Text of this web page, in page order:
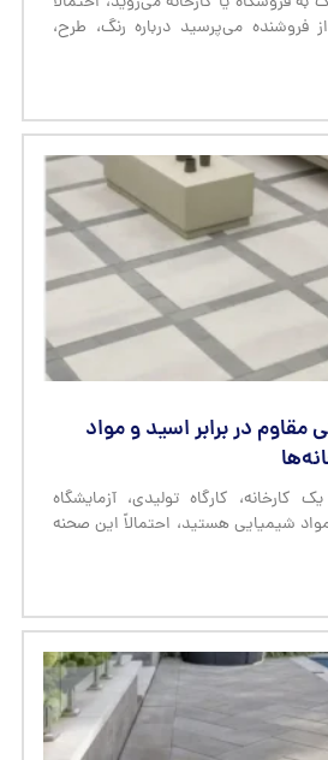
فروشنده می‌پرسید درباره رنگ، طرح،
در برابر اسید و مواد
کارگاه تولیدی، آزمایشگاه
شیمیایی هستید، احتمالاً این صحنه